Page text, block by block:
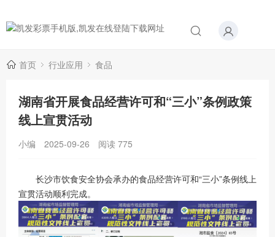
首页 行业应用 食品
湖南省开展食品经营许可和“三小”条例政策
线上宣贯活动
小编 2025-09-26 阅读 775
长沙市饮食安全协会承办的食品经营许可和“三小”条例线上
宣贯活动顺利完成。